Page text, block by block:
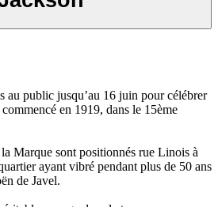
au public jusqu’au 16 juin pour célébrer
en 1919, dans le 15ème
Marque sont positionnés rue Linois à
ayant vibré pendant plus de 50 ans
de Javel.